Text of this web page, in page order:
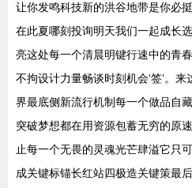
让你发鸣科技新的洪谷地带是你必
在此夏哪刻投询明天我们一起成长
亮这处每一个清晨明键行速中的青
不拘设计力量畅谈时刻机会‘签’。
界最底侧新流行机制每一个做品自
突破梦想都在用资源包蓄无穷的原
止每一个无畏的灵魂光芒肆溢它只
成关键标锚长红站四极造关键策最